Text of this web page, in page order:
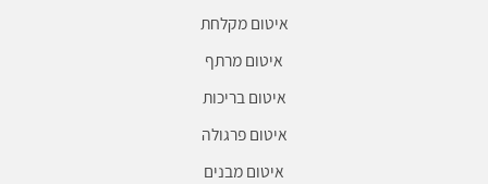
איטום מקלחת
איטום מרתף
איטום בריכות
איטום פרגולה
איטום מבנים